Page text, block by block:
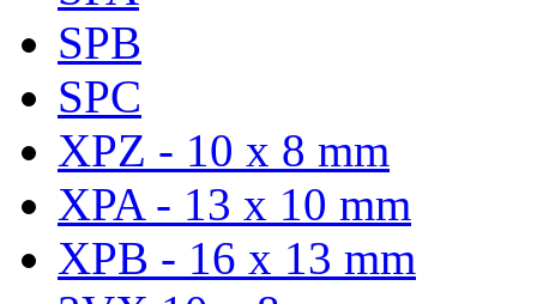
SPB
SPC
XPZ - 10 x 8 mm
XPA - 13 x 10 mm
XPB - 16 x 13 mm